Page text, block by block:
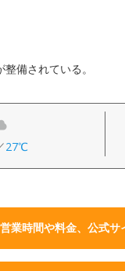
備されている。
27℃
営業時間や料金、公式サ